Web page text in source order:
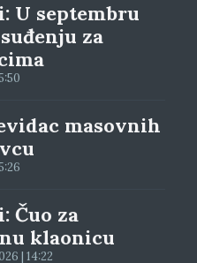
U septembru
za
masovnih
Čuo za
klaonicu
| 14:22